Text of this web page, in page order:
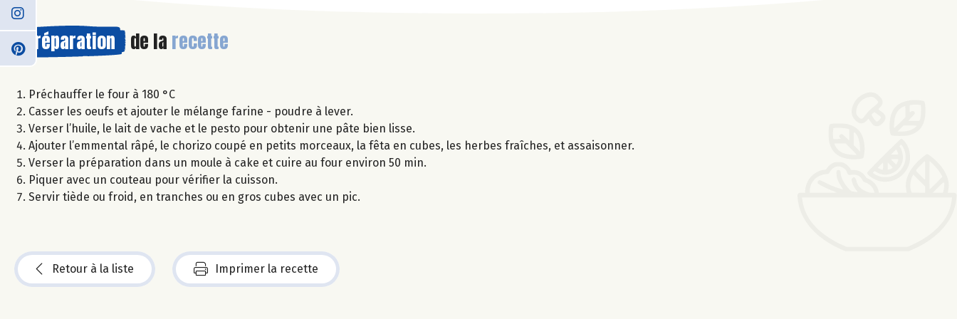
Préparation de la recette
Préchauffer le four à 180 °C
Casser les oeufs et ajouter le mélange farine - poudre à lever.
Verser l’huile, le lait de vache et le pesto pour obtenir une pâte bien lisse.
Ajouter l’emmental râpé, le chorizo coupé en petits morceaux, la fêta en cubes, les herbes fraîches, et assaisonner.
Verser la préparation dans un moule à cake et cuire au four environ 50 min.
Piquer avec un couteau pour vérifier la cuisson.
Servir tiède ou froid, en tranches ou en gros cubes avec un pic.
Retour à la liste Imprimer la recette